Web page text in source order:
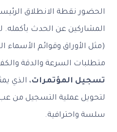
الحضور نقطة الانطلاق
المشاركين عن الحدث بأكمله.
(مثل الأوراق وقوائم الأسماء
متطلبات السرعة والدقة
تسجيل المؤتمرات، الذي
لتحويل عملية التسجيل من
سلسة واحترافية.